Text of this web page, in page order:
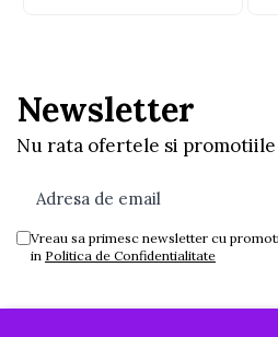
Newsletter
Nu rata ofertele si
Vreau sa primesc newsletter cu
in Politica de Confidentialitate